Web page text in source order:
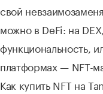
свой
можно в DeFi: на
функциональность,
платформах — NFT-
Как купить NFT на